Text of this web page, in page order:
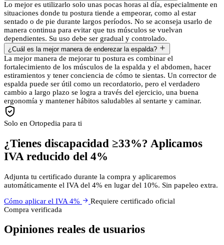
Lo mejor es utilizarlo solo unas pocas horas al día, especialmente en
situaciones donde tu postura tiende a empeorar, como al estar
sentado o de pie durante largos períodos. No se aconseja usarlo de
manera continua para evitar que tus músculos se vuelvan
dependientes. Su uso debe ser gradual y controlado.
¿Cuál es la mejor manera de enderezar la espalda?
La mejor manera de mejorar tu postura es combinar el
fortalecimiento de los músculos de la espalda y el abdomen, hacer
estiramientos y tener conciencia de cómo te sientas. Un corrector de
espalda puede ser útil como un recordatorio, pero el verdadero
cambio a largo plazo se logra a través del ejercicio, una buena
ergonomía y mantener hábitos saludables al sentarte y caminar.
Solo en Ortopedia para ti
¿Tienes discapacidad ≥33%? Aplicamos
IVA reducido del 4%
Adjunta tu certificado durante la compra y aplicaremos
automáticamente el IVA del 4% en lugar del 10%. Sin papeleo extra.
Cómo aplicar el IVA 4%
Requiere certificado oficial
Compra verificada
Opiniones reales de usuarios